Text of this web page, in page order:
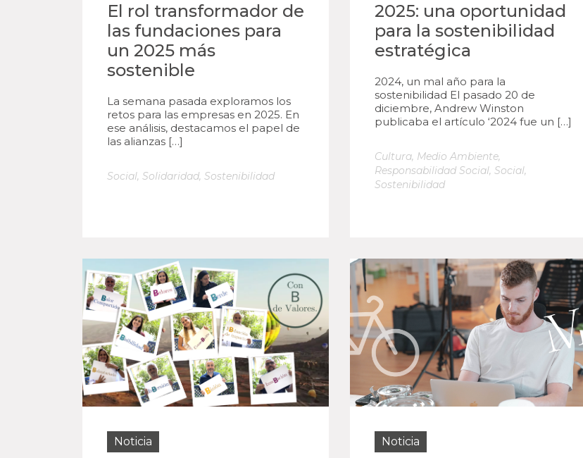
El rol transformador de
las fundaciones para
un 2025 más
sostenible
La semana pasada exploramos los
retos para las empresas en 2025. En
ese análisis, destacamos el papel de
las alianzas […]
Social, Solidaridad, Sostenibilidad
2025: una oportunidad
para la sostenibilidad
estratégica
2024, un mal año para la
sostenibilidad El pasado 20 de
diciembre, Andrew Winston
publicaba el artículo ‘2024 fue un […]
Cultura, Medio Ambiente,
Responsabilidad Social, Social,
Sostenibilidad
Noticia Noticia